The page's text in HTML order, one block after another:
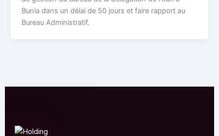
Bunia dans un délai de 50 jours et faire rapport au
Bureau Administratif.